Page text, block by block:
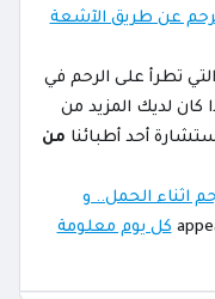
عن طريق الآشعة
تطرأ على الرحم في
كان لديك المزيد من
أحد أطبائنا من
اثناء الحمل.. و
كل يوم معلومة